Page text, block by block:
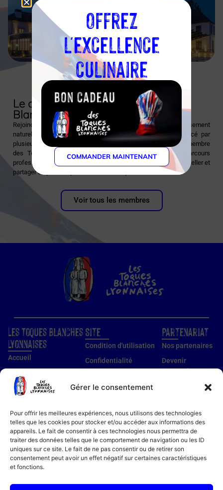
Gérer le consentement
Pour offrir les meilleures expériences, nous utilisons des technologies
telles que les cookies pour stocker et/ou accéder aux informations des
appareils. Le fait de consentir à ces technologies nous permettra de
traiter des données telles que le comportement de navigation ou les ID
uniques sur ce site. Le fait de ne pas consentir ou de retirer son
consentement peut avoir un effet négatif sur certaines caractéristiques
et fonctions.
Le chef et l’association des Toques
Blanches Lyonnaises
Rejoindre les Toques Blanches Lyonnaises était un accomplissement
naturel pour Stéphane Grégoire, ayant été formé et influencé par
plusieurs membres éminents de l’association. Pour lui, être membre
des Toques Blanches est une reconnaissance de son parcours
professionnel et une source de motivation quotidienne pour exceller et
partager sa passion pour la cuisine française.
Découvrir l'établissement
Voir tous les membres
Partenariat
Nos partenaires
Devenir
partenaire
Devenir membre
Les Toques Blanches
Lyonnaises
Accueil
Guide établissements
Notre histoire
Bon cadeau
Recettes
Actualités
Site
Condition d'utilisation
Confidentialité
Mentions légales
Offrez
l'excellence
culinaire
COMMANDER MAINTENANT